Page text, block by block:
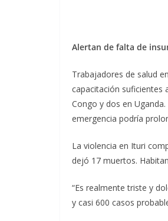
Alertan de falta de
Trabajadores de salud
capacitación suficientes
Congo y dos en
emergencia podría
La violencia en Ituri
dejó 17 muertos.
“Es realmente triste y
y casi 600 casos